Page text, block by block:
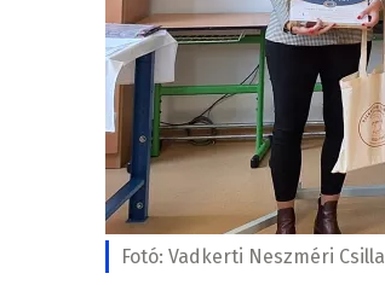
Fotó: Vadkerti Neszméri Csilla